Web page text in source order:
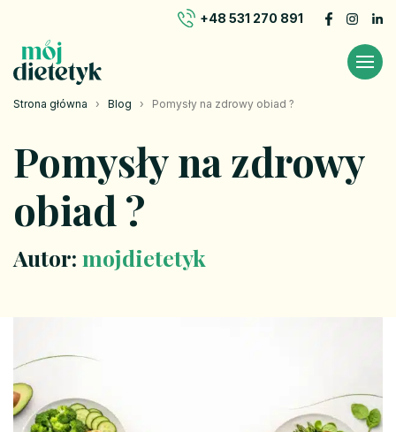
+48 531 270 891
Strona główna › Blog › Pomysły na zdrowy obiad ?
Pomysły na zdrowy
obiad ?
Autor: mojdietetyk